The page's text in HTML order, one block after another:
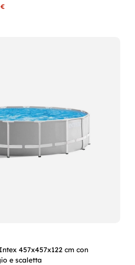
457x457x122 cm con
e scaletta